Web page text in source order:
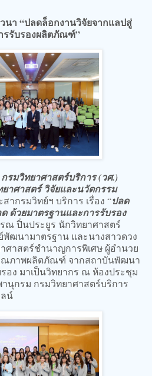
นา “ปลดล็อกงานวิจัยจากแลปสู่
รรับรองผลิตภัณฑ์”
กรมวิทยาศาสตร์บริการ (วศ.)
าศาสตร์ วิจัยและนวัตกรรม
ากรมวิทย์ฯ บริการ เรื่อง “ปลด
ด้วยมาตรฐานและการรับรอง
ณ ปิ่นประยูร นักวิทยาศาสตร์
ฒนามาตรฐาน และนางสาวดวง
ศาสตร์ชำนาญการพิเศษ ผู้อำนวย
ณภาพผลิตภัณฑ์ จากสถาบันพัฒนา
อง มาเป็นวิทยากร ณ ห้องประชุม
นุกรม กรมวิทยาศาสตร์บริการ
น์